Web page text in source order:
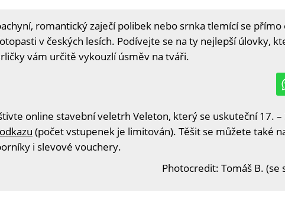
romantický zaječí polibek nebo srnka tlemící se přímo
v českých lesích. Podívejte se na ty nejlepší úlovky,
vám určitě vykouzlí úsměv na tváři.
online stavební veletrh Veleton, který se uskuteční 17. –
(počet vstupenek je limitován). Těšit se můžete také
i slevové vouchery.
Photocredit: Tomáš B. (se